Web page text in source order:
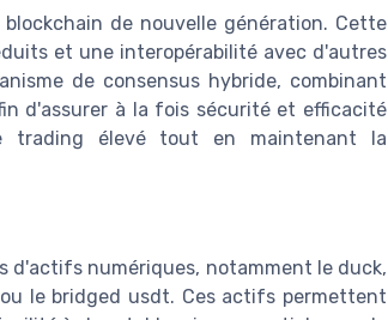
de nouvelle génération. Cette
et une interopérabilité avec d'autres
de consensus hybride, combinant
d'assurer à la fois sécurité et efficacité
trading élevé tout en maintenant la
d'actifs numériques, notamment le duck,
le bridged usdt. Ces actifs permettent